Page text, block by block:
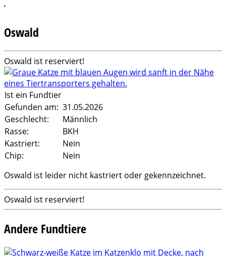
‘
Oswald
Oswald ist reserviert!
Ist ein Fundtier
Gefunden am: 31.05.2026
Geschlecht:
Männlich
Rasse:
BKH
Kastriert:
Nein
Chip:
Nein
Oswald ist leider nicht kastriert oder gekennzeichnet.
Oswald ist reserviert!
Andere Fundtiere